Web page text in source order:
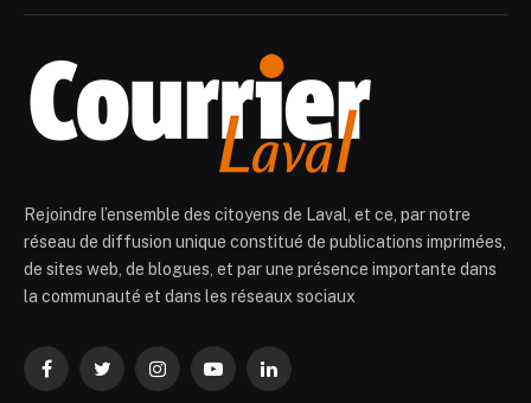
Rejoindre l’ensemble des citoyens de Laval, et ce, par notre
réseau de diffusion unique constitué de publications imprimées,
de sites web, de blogues, et par une présence importante dans
la communauté et dans les réseaux sociaux
FacebookTwitterInstagramYouTubeLinkedIn